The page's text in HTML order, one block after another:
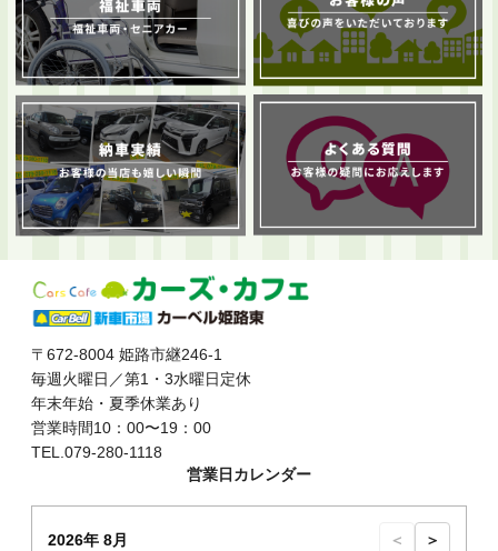
〒672-8004 姫路市継246-1
毎週火曜日／第1・3水曜日定休
年末年始・夏季休業あり
営業時間10：00〜19：00
TEL.079-280-1118
営業日カレンダー
2026年 8月 ＜ ＞